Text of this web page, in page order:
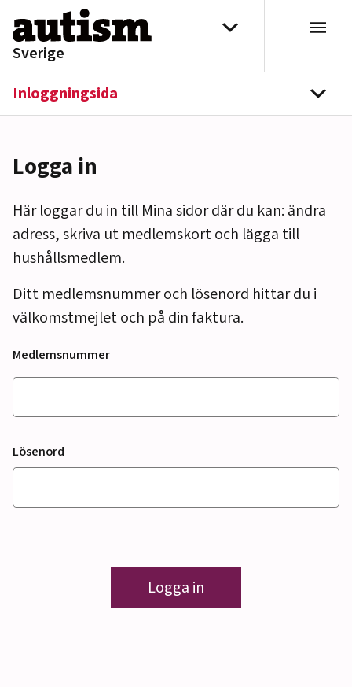
Hoppa till innehåll
Sverige
Välj distrikt
Inloggningsida
Logga in
Här loggar du in till Mina sidor där du kan: ändra
adress, skriva ut medlemskort och lägga till
hushållsmedlem.
Ditt medlemsnummer och lösenord hittar du i
välkomstmejlet och på din faktura.
Medlemsnummer
Lösenord
Logga in